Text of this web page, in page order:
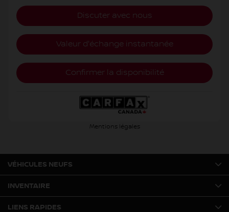
Discuter avec nous
Valeur d'échange instantanée
Confirmer la disponibilité
Mentions légales
VÉHICULES NEUFS
INVENTAIRE
LIENS RAPIDES